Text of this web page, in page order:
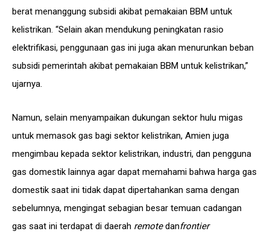
berat menanggung subsidi akibat pemakaian BBM untuk
kelistrikan. “Selain akan mendukung peningkatan rasio
elektrifikasi, penggunaan gas ini juga akan menurunkan beban
subsidi pemerintah akibat pemakaian BBM untuk kelistrikan,”
ujarnya.
Namun, selain menyampaikan dukungan sektor hulu migas
untuk memasok gas bagi sektor kelistrikan, Amien juga
mengimbau kepada sektor kelistrikan, industri, dan pengguna
gas domestik lainnya agar dapat memahami bahwa harga gas
domestik saat ini tidak dapat dipertahankan sama dengan
sebelumnya, mengingat sebagian besar temuan cadangan
gas saat ini terdapat di daerah remotedanfrontier